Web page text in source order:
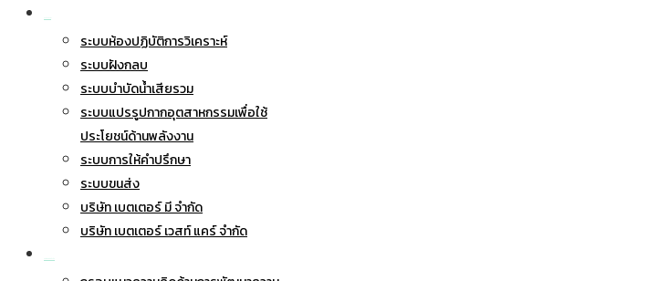
ระบบห้องปฏิบัติการวิเคราะห์
ระบบฝังกลบ
ระบบบำบัดน้ำเสียรวม
ระบบแปรรูปกากอุตสาหกรรมเพื่อใช้
ประโยชน์ด้านพลังงาน
ระบบการให้คำปรึกษา
ระบบขนส่ง
บริษัท เบตเตอร์ มี จำกัด
บริษัท เบตเตอร์ เวสท์ แคร์ จำกัด